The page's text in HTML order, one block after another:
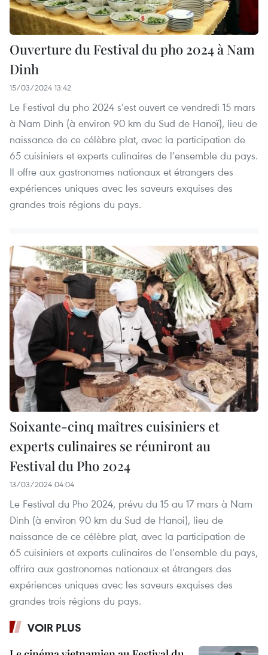
Ouverture du Festival du pho 2024 à Nam
Dinh
15/03/2024 13:42
Le Festival du pho 2024 s’est ouvert ce vendredi 15 mars
à Nam Dinh (à environ 90 km du Sud de Hanoï), lieu de
naissance de ce célèbre plat, avec la participation de
65 cuisiniers et experts culinaires de l’ensemble du pays.
Il offre aux gastronomes nationaux et étrangers des
expériences uniques avec les saveurs exquises des
grandes trois régions du pays.
Soixante-cinq maîtres cuisiniers et
experts culinaires se réuniront au
Festival du Pho 2024
13/03/2024 04:04
Le Festival du Pho 2024, prévu du 15 au 17 mars à Nam
Dinh (à environ 90 km du Sud de Hanoi), lieu de
naissance de ce célèbre plat, avec la participation de
65 cuisiniers et experts culinaires de l’ensemble du pays,
offrira aux gastronomes nationaux et étrangers des
expériences uniques avec les saveurs exquises des
grandes trois régions du pays.
VOIR PLUS